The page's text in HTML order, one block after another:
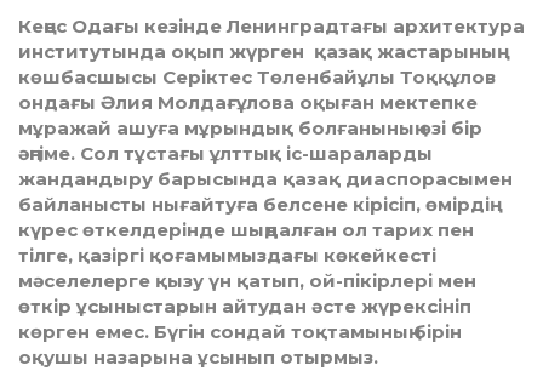
Кеңес Одағы кезінде Ленинградтағы архитектура
институтында оқып жүрген қазақ жастарының
көшбасшысы Серіктес Төленбайұлы Тоққұлов
ондағы Әлия Молдағұлова оқыған мектепке
мұражай ашуға мұрындық болғаны­ның өзі бір
әңгіме. Сол тұстағы ұлттық іс-шараларды
жандандыру барысында қазақ диаспорасымен
байланысты нығайтуға белсене кірісіп, өмірдің
күрес өткел­дерінде шыңдалған ол тарих пен
тілге, қазіргі қоғамымыздағы көкейкесті
мәселелерге қызу үн қатып, ой-пікірлері мен
өткір ұсыныстарын айтудан әсте жүрексініп
көрген емес. Бүгін сондай тоқтамының бірін
оқушы назарына ұсынып отырмыз.